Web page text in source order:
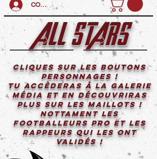
CONNEXION
ALL STARS
Cliques sur les boutons
personnages !
Tu accèderas à la galerie
média et en découvriras
plus sur les maillots !
Nottament les
Footballeurs PRO et les
Rappeurs qui les ont
validés !